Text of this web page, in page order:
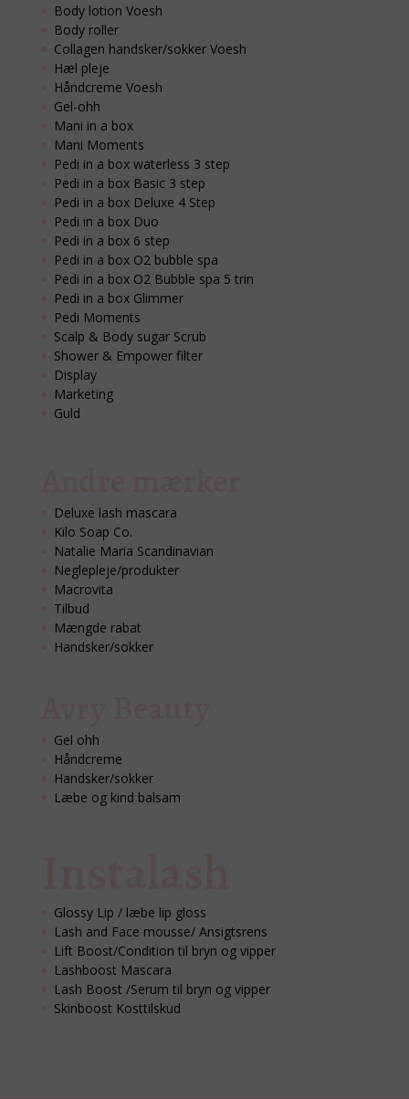
Body lotion Voesh
Body roller
Collagen handsker/sokker Voesh
Hæl pleje
Håndcreme Voesh
Gel-ohh
Mani in a box
Mani Moments
Pedi in a box waterless 3 step
Pedi in a box Basic 3 step
Pedi in a box Deluxe 4 Step
Pedi in a box Duo
Pedi in a box 6 step
Pedi in a box O2 bubble spa
Pedi in a box O2 Bubble spa 5 trin
Pedi in a box Glimmer
Pedi Moments
Scalp & Body sugar Scrub
Shower & Empower filter
Display
Marketing
Guld
Deluxe lash mascara
Kilo Soap Co.
Natalie Maria Scandinavian
Neglepleje/produkter
Macrovita
Tilbud
Mængde rabat
Handsker/sokker
Gel ohh
Håndcreme
Handsker/sokker
Læbe og kind balsam
Glossy Lip / læbe lip gloss
Lash and Face mousse/ Ansigtsrens
Lift Boost/Condition til bryn og vipper
Lashboost Mascara
Lash Boost /Serum til bryn og vipper
Skinboost Kosttilskud